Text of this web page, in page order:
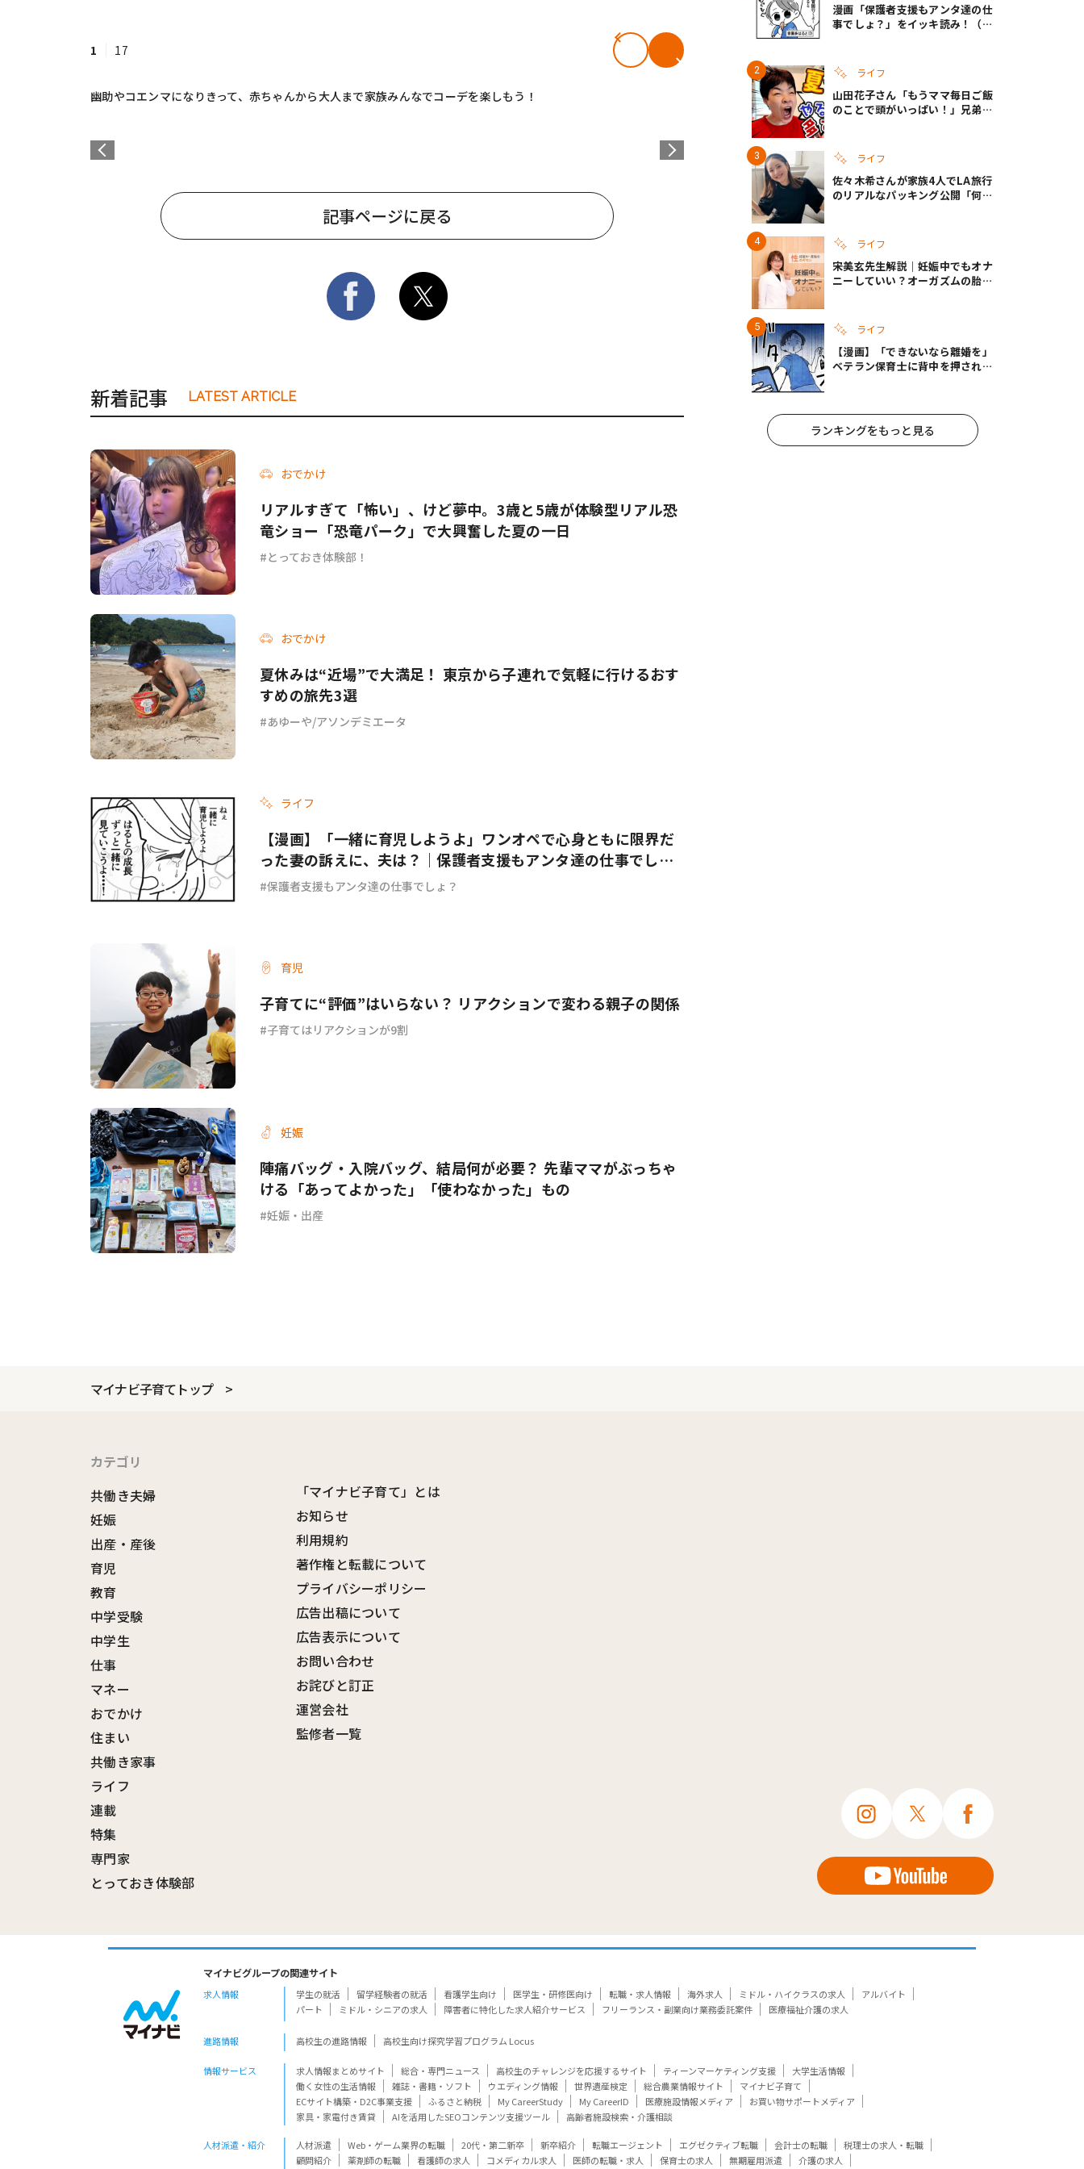
1 17
幽助やコエンマになりきって、赤ちゃんから大人まで家族みんなでコーデを楽しもう！
記事ページに戻る
新着記事 LATEST ARTICLE
おでかけ
リアルすぎて「怖い」、けど夢中。3歳と5歳が体験型リアル恐
竜ショー「恐竜パーク」で大興奮した夏の一日
とっておき体験部！
おでかけ
夏休みは“近場”で大満足！ 東京から子連れで気軽に行けるおす
すめの旅先3選
あゆーや/アソンデミエータ
ライフ
【漫画】「一緒に育児しようよ」ワンオペで心身ともに限界だ
った妻の訴えに、夫は？｜保護者支援もアンタ達の仕事でし
ょ？ #67
保護者支援もアンタ達の仕事でしょ？
育児
子育てに“評価”はいらない？ リアクションで変わる親子の関係
子育てはリアクションが9割
妊娠
陣痛バッグ・入院バッグ、結局何が必要？ 先輩ママがぶっちゃ
ける「あってよかった」「使わなかった」もの
妊娠・出産
漫画「保護者支援もアンタ達の仕
事でしょ？」をイッキ読み！（右
ライフ
山田花子さん「もうママ毎日ご飯
のことで頭がいっぱい！」兄弟夏
ライフ
佐々木希さんが家族4人でLA旅行
のリアルなパッキング公開「何が
ライフ
宋美玄先生解説｜妊娠中でもオナ
ニーしていい？オーガズムの胎児
ライフ
【漫画】「できないなら離婚を」
ベテラン保育士に背中を押され、
ランキングをもっと見る
マイナビ子育てトップ
カテゴリ
共働き夫婦
妊娠
出産・産後
育児
教育
中学受験
中学生
仕事
マネー
おでかけ
住まい
共働き家事
ライフ
連載
特集
専門家
とっておき体験部
「マイナビ子育て」とは
お知らせ
利用規約
著作権と転載について
プライバシーポリシー
広告出稿について
広告表示について
お問い合わせ
お詫びと訂正
運営会社
監修者一覧
マイナビグループの関連サイト
求人情報 学生の就活 留学経験者の就活 看護学生向け 医学生・研修医向け 転職・求人情報 海外求人 ミドル・ハイクラスの求人
アルバイト
パート
ミドル・シニアの求人 障害者に特化した求人紹介サービス フリーランス・副業向け業務委託案件 医療福祉介護の求人
進路情報 高校生の進路情報 高校生向け探究学習プログラム Locus
情報サービス 求人情報まとめサイト 総合・専門ニュース 高校生のチャレンジを応援するサイト ティーンマーケティング支援
大学生活情報
働く女性の生活情報
雑誌・書籍・ソフト ウエディング情報 世界遺産検定 総合農業情報サイト
マイナビ子育て
ECサイト構築・D2C事業支援
ふるさと納税 My CareerStudy My CareerID 医療施設情報メディア
お買い物サポートメディア
家具・家電付き賃貸
AIを活用したSEOコンテンツ支援ツール 高齢者施設検索・介護相談
人材派遣・紹介 人材派遣 Web・ゲーム業界の転職 20代・第二新卒 新卒紹介 転職エージェント エグゼクティブ転職 会計士の転職
税理士の求人・転職
顧問紹介
薬剤師の転職 看護師の求人 コメディカル求人 医師の転職・求人 保育士の求人 無期雇用派遣
介護の求人